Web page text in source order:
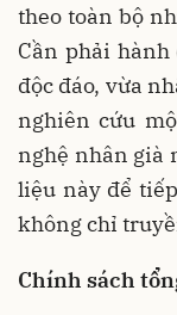
theo toàn bộ
Cần phải
độc đáo, vừa
nghiên cứu
nghệ nhân già
liệu này để
không chỉ
Chính sách